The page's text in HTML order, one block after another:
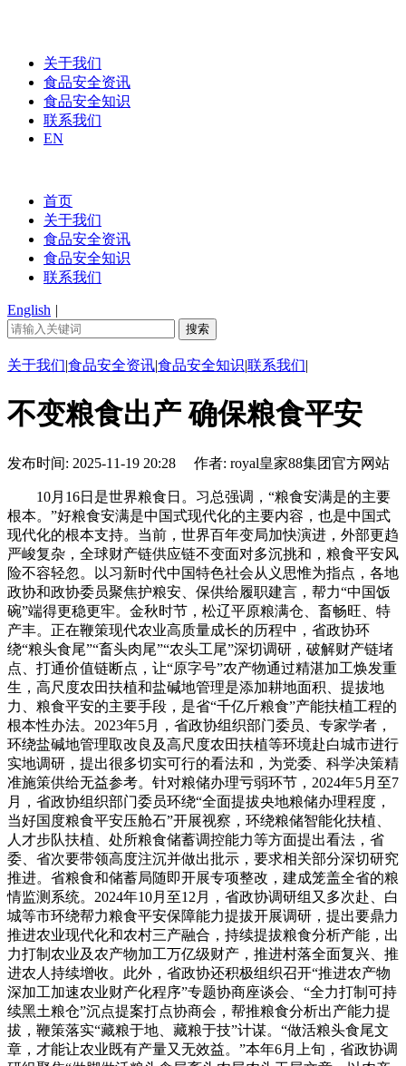
关于我们
食品安全资讯
食品安全知识
联系我们
EN
首页
关于我们
食品安全资讯
食品安全知识
联系我们
English |
关于我们|食品安全资讯|食品安全知识|联系我们|
不变粮食出产 确保粮食平安
发布时间: 2025-11-19 20:28 作者: royal皇家88集团官方网站
10月16日是世界粮食日。习总强调，“粮食安满是的主要
根本。”好粮食安满是中国式现代化的主要内容，也是中国式
现代化的根本支持。当前，世界百年变局加快演进，外部更趋
严峻复杂，全球财产链供应链不变面对多沉挑和，粮食平安风
险不容轻忽。以习新时代中国特色社会从义思惟为指点，各地
政协和政协委员聚焦护粮安、保供给履职建言，帮力“中国饭
碗”端得更稳更牢。金秋时节，松辽平原粮满仓、畜畅旺、特
产丰。正在鞭策现代农业高质量成长的历程中，省政协环
绕“粮头食尾”“畜头肉尾”“农头工尾”深切调研，破解财产链堵
点、打通价值链断点，让“原字号”农产物通过精湛加工焕发重
生，高尺度农田扶植和盐碱地管理是添加耕地面积、提拔地
力、粮食平安的主要手段，是省“千亿斤粮食”产能扶植工程的
根本性办法。2023年5月，省政协组织部门委员、专家学者，
环绕盐碱地管理取改良及高尺度农田扶植等环境赴白城市进行
实地调研，提出很多切实可行的看法和，为党委、科学决策精
准施策供给无益参考。针对粮储办理亏弱环节，2024年5月至7
月，省政协组织部门委员环绕“全面提拔央地粮储办理程度，
当好国度粮食平安压舱石”开展视察，环绕粮储智能化扶植、
人才步队扶植、处所粮食储蓄调控能力等方面提出看法，省
委、省次要带领高度注沉并做出批示，要求相关部分深切研究
推进。省粮食和储蓄局随即开展专项整改，建成笼盖全省的粮
情监测系统。2024年10月至12月，省政协调研组又多次赴、白
城等市环绕帮力粮食平安保障能力提拔开展调研，提出要鼎力
推进农业现代化和农村三产融合，持续提拔粮食分析产能，出
力打制农业及农产物加工万亿级财产，推进村落全面复兴、推
进农人持续增收。此外，省政协还积极组织召开“推进农产物
深加工加速农业财产化程序”专题协商座谈会、“全力打制可持
续黑土粮仓”沉点提案打点协商会，帮推粮食分析出产能力提
拔，鞭策落实“藏粮于地、藏粮于技”计谋。“做活粮头食尾文
章，才能让农业既有产量又无效益。”本年6月上旬，省政协调